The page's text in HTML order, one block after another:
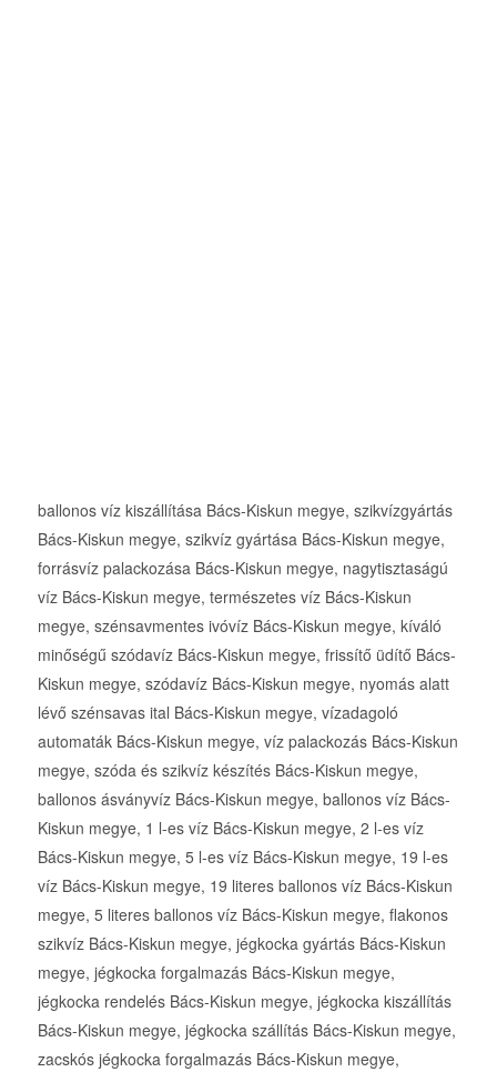
ballonos víz kiszállítása Bács-Kiskun megye, szikvízgyártás
Bács-Kiskun megye, szikvíz gyártása Bács-Kiskun megye,
forrásvíz palackozása Bács-Kiskun megye, nagytisztaságú
víz Bács-Kiskun megye, természetes víz Bács-Kiskun
megye, szénsavmentes ivóvíz Bács-Kiskun megye, kíváló
minőségű szódavíz Bács-Kiskun megye, frissítő üdítő Bács-
Kiskun megye, szódavíz Bács-Kiskun megye, nyomás alatt
lévő szénsavas ital Bács-Kiskun megye, vízadagoló
automaták Bács-Kiskun megye, víz palackozás Bács-Kiskun
megye, szóda és szikvíz készítés Bács-Kiskun megye,
ballonos ásványvíz Bács-Kiskun megye, ballonos víz Bács-
Kiskun megye, 1 l-es víz Bács-Kiskun megye, 2 l-es víz
Bács-Kiskun megye, 5 l-es víz Bács-Kiskun megye, 19 l-es
víz Bács-Kiskun megye, 19 literes ballonos víz Bács-Kiskun
megye, 5 literes ballonos víz Bács-Kiskun megye, flakonos
szikvíz Bács-Kiskun megye, jégkocka gyártás Bács-Kiskun
megye, jégkocka forgalmazás Bács-Kiskun megye,
jégkocka rendelés Bács-Kiskun megye, jégkocka kiszállítás
Bács-Kiskun megye, jégkocka szállítás Bács-Kiskun megye,
zacskós jégkocka forgalmazás Bács-Kiskun megye,